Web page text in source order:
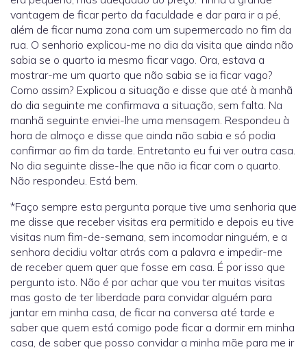
vantagem de ficar perto da faculdade e dar para ir a pé,
além de ficar numa zona com um supermercado no fim da
rua. O senhorio explicou-me no dia da visita que ainda não
sabia se o quarto ia mesmo ficar vago. Ora, estava a
mostrar-me um quarto que não sabia se ia ficar vago?
Como assim? Explicou a situação e disse que até à manhã
do dia seguinte me confirmava a situação, sem falta. Na
manhã seguinte enviei-lhe uma mensagem. Respondeu à
hora de almoço e disse que ainda não sabia e só podia
confirmar ao fim da tarde. Entretanto eu fui ver outra casa.
No dia seguinte disse-lhe que não ia ficar com o quarto.
Não respondeu. Está bem.
*Faço sempre esta pergunta porque tive uma senhoria que
me disse que receber visitas era permitido e depois eu tive
visitas num fim-de-semana, sem incomodar ninguém, e a
senhora decidiu voltar atrás com a palavra e impedir-me
de receber quem quer que fosse em casa. É por isso que
pergunto isto. Não é por achar que vou ter muitas visitas
mas gosto de ter liberdade para convidar alguém para
jantar em minha casa, de ficar na conversa até tarde e
saber que quem está comigo pode ficar a dormir em minha
casa, de saber que posso convidar a minha mãe para me ir